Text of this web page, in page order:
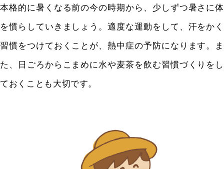
本格的に暑くなる前の今の時期から、少しずつ暑さに体
を慣らしていきましょう。適度な運動をして、汗をかく
習慣をつけておくことが、熱中症の予防になります。ま
た、日ごろからこまめに水や麦茶を飲む習慣づくりをし
ておくことも大切です。